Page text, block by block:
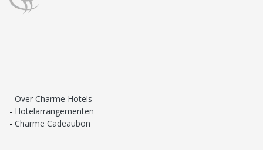
Over Charme Hotels
Hotelarrangementen
Charme Cadeaubon